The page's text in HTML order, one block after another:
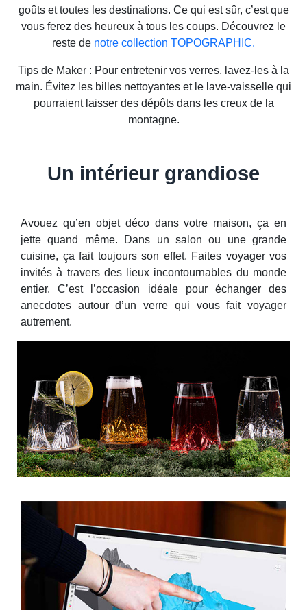
goûts et toutes les destinations. Ce qui est sûr, c’est que
vous ferez des heureux à tous les coups. Découvrez le
reste de notre collection TOPOGRAPHIC.
Tips de Maker : Pour entretenir vos verres, lavez-les à la
main. Évitez les billes nettoyantes et le lave-vaisselle qui
pourraient laisser des dépôts dans les creux de la
montagne.
Un intérieur grandiose
Avouez qu’en objet déco dans votre maison, ça en
jette quand même. Dans un salon ou une grande
cuisine, ça fait toujours son effet. Faites voyager vos
invités à travers des lieux incontournables du monde
entier. C’est l’occasion idéale pour échanger des
anecdotes autour d’un verre qui vous fait voyager
autrement.